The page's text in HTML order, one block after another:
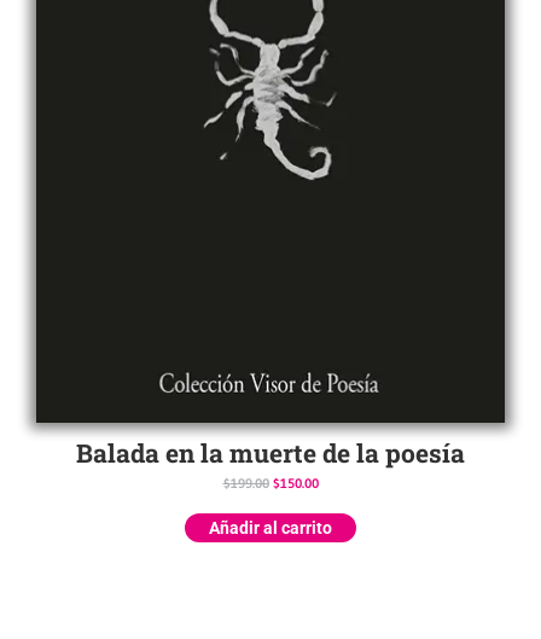
Balada en la muerte de la poesía
$199.00 $150.00
Añadir al carrito